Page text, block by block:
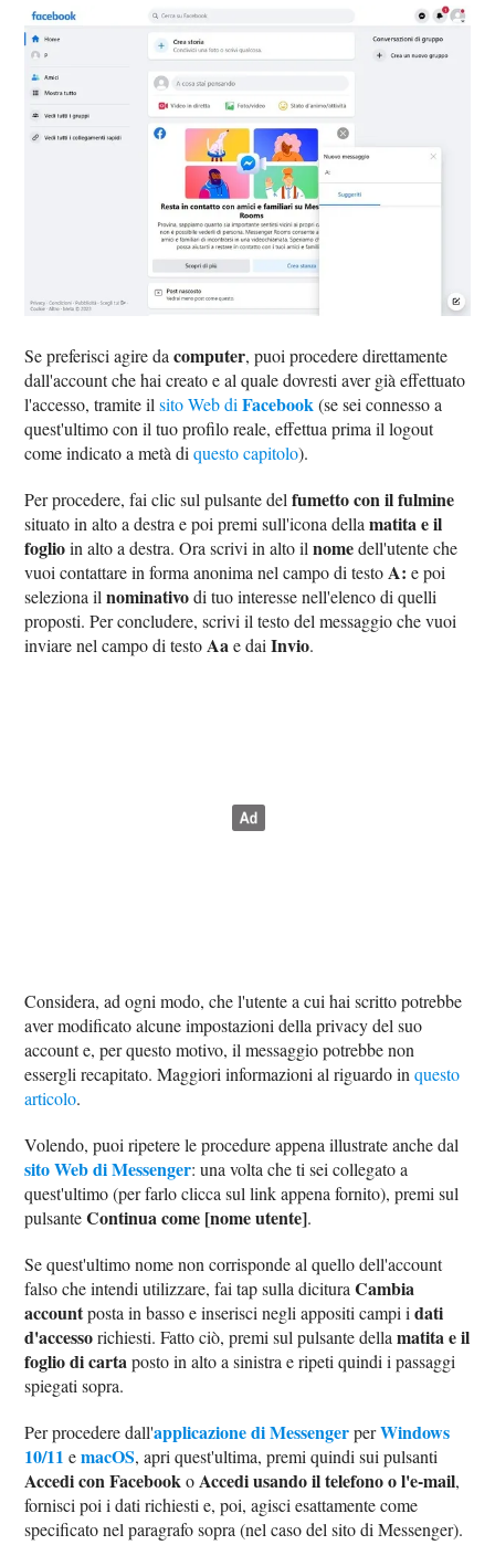
Se preferisci agire dacomputer, puoi procedere direttamente
dall'account che hai creato e al quale dovresti aver già effettuato
l'accesso, tramite ilsito Web diFacebook(se sei connesso a
quest'ultimo con il tuo profilo reale, effettua prima il logout
come indicato a metà diquesto capitolo).
Per procedere, fai clic sul pulsante delfumetto con il fulmine
situato in alto a destra e poi premi sull'icona dellamatita e il
foglioin alto a destra. Ora scrivi in alto ilnomedell'utente che
vuoi contattare in forma anonima nel campo di testo A: e poi
seleziona ilnominativodi tuo interesse nell'elenco di quelli
proposti. Per concludere, scrivi il testo del messaggio che vuoi
inviare nel campo di testo Aae daiInvio.
Considera, ad ogni modo, che l'utente a cui hai scritto potrebbe
aver modificato alcune impostazioni della privacy del suo
account e, per questo motivo, il messaggio potrebbe non
essergli recapitato. Maggiori informazioni al riguardo inquesto
articolo.
Volendo, puoi ripetere le procedure appena illustrate anche dal
sito Web di Messenger: una volta che ti sei collegato a
quest'ultimo (per farlo clicca sul link appena fornito), premi sul
pulsanteContinua come [nome utente].
Se quest'ultimo nome non corrisponde al quello dell'account
falso che intendi utilizzare, fai tap sulla dicituraCambia
accountposta in basso e inserisci negli appositi campi idati
d'accessorichiesti. Fatto ciò, premi sul pulsante dellamatita e il
foglio di cartaposto in alto a sinistra e ripeti quindi i passaggi
spiegati sopra.
Per procedere dall'applicazione di MessengerperWindows
10/11 emacOS, apri quest'ultima, premi quindi sui pulsanti
Accedi con Facebooko Accedi usando il telefono o l'e-mail,
fornisci poi i dati richiesti e, poi, agisci esattamente come
specificato nel paragrafo sopra (nel caso del sito di Messenger).